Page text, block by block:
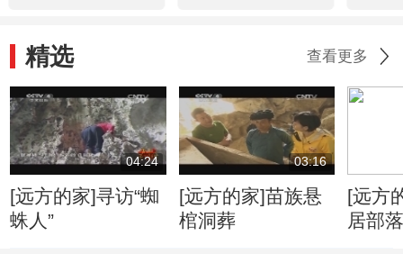
精选 查看更多
04:24
[远方的家]寻访“蜘
蛛人”
03:16
[远方的家]苗族悬
棺洞葬
[远方
居部落